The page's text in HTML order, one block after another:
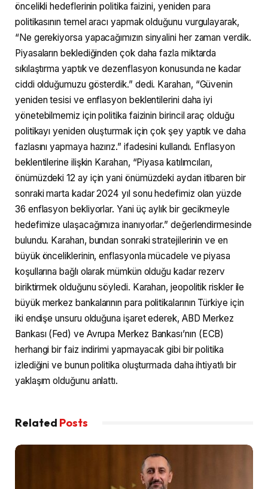
öncelikli hedeflerinin politika faizini, yeniden para
politikasının temel aracı yapmak olduğunu vurgulayarak,
“Ne gerekiyorsa yapacağımızın sinyalini her zaman verdik.
Piyasaların beklediğinden çok daha fazla miktarda
sıkılaştırma yaptık ve dezenflasyon konusunda ne kadar
ciddi olduğumuzu gösterdik.” dedi. Karahan, “Güvenin
yeniden tesisi ve enflasyon beklentilerini daha iyi
yönetebilmemiz için politika faizinin birincil araç olduğu
politikayı yeniden oluşturmak için çok şey yaptık ve daha
fazlasını yapmaya hazırız.” ifadesini kullandı. Enflasyon
beklentilerine ilişkin Karahan, “Piyasa katılımcıları,
önümüzdeki 12 ay için yani önümüzdeki aydan itibaren bir
sonraki marta kadar 2024 yıl sonu hedefimiz olan yüzde
36 enflasyon bekliyorlar. Yani üç aylık bir gecikmeyle
hedefimize ulaşacağımıza inanıyorlar.” değerlendirmesinde
bulundu. Karahan, bundan sonraki stratejilerinin ve en
büyük önceliklerinin, enflasyonla mücadele ve piyasa
koşullarına bağlı olarak mümkün olduğu kadar rezerv
biriktirmek olduğunu söyledi. Karahan, jeopolitik riskler ile
büyük merkez bankalarının para politikalarının Türkiye için
iki endişe unsuru olduğuna işaret ederek, ABD Merkez
Bankası (Fed) ve Avrupa Merkez Bankası’nın (ECB)
herhangi bir faiz indirimi yapmayacak gibi bir politika
izlediğini ve bunun politika oluşturmada daha ihtiyatlı bir
yaklaşım olduğunu anlattı.
Related Posts